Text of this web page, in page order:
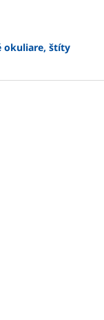
okuliare, štíty